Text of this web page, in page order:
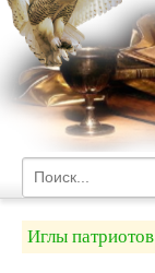
Иглы патриотов